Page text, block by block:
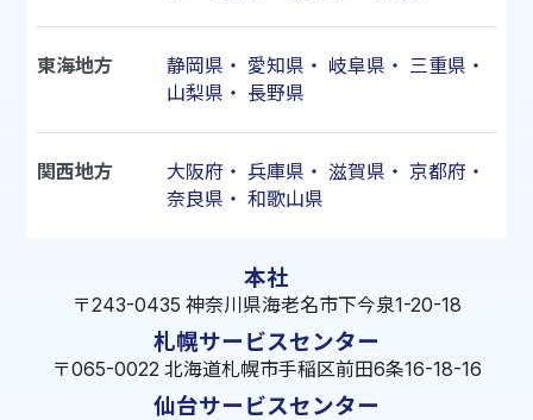
東海地方 静岡県 ・ 愛知県 ・ 岐阜県 ・ 三重県 ・
山梨県 ・ 長野県
関西地方 大阪府 ・ 兵庫県 ・ 滋賀県 ・ 京都府 ・
奈良県 ・ 和歌山県
本社
〒243-0435 神奈川県海老名市下今泉1-20-18
札幌サービスセンター
〒065-0022 北海道札幌市手稲区前田6条16-18-16
仙台サービスセンター